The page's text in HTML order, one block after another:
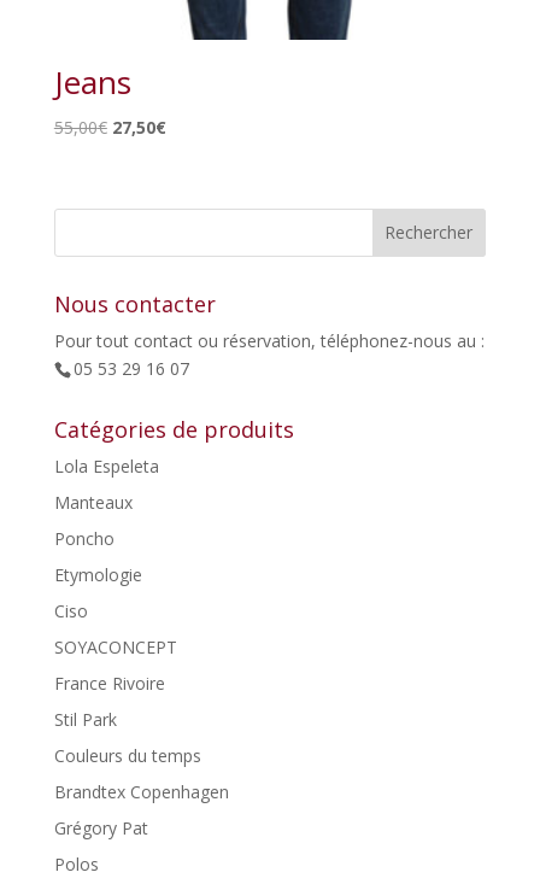
Jeans
55,00€ Le
était :
27,50€Le
est :
Nous contacter
Pour tout contact ou réservation, téléphonez-nous au :
05 53 29 16 07
Catégories de produits
Lola Espeleta
Manteaux
Poncho
Etymologie
Ciso
SOYACONCEPT
France Rivoire
Stil Park
Couleurs du temps
Brandtex Copenhagen
Grégory Pat
Polos